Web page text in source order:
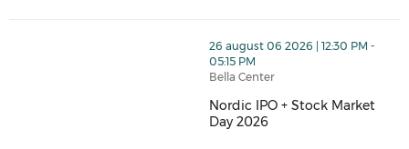
thumbnails Nordic IPO + Stock Market Day 2026
26 august 06 2026 | 12:30 PM -
05:15 PM
Bella Center
Nordic IPO + Stock Market
Day 2026